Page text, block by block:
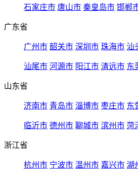
石家庄市 唐山市 秦皇岛市 邯郸
广东省
广州市 韶关市 深圳市 珠海市 汕
汕尾市 河源市 阳江市 清远市 东
山东省
济南市 青岛市 淄博市 枣庄市 东
临沂市 德州市 聊城市 滨州市 菏
浙江省
杭州市 宁波市 温州市 嘉兴市 湖